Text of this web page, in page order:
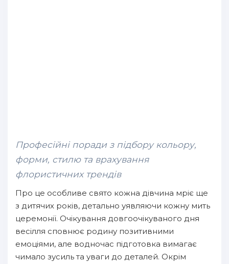
Професійні поради з підбору кольору,
форми, стилю та врахування
флористичних трендів
Про це особливе свято кожна дівчина мріє ще
з дитячих років, детально уявляючи кожну мить
церемонії. Очікування довгоочікуваного дня
весілля сповнює родину позитивними
емоціями, але водночас підготовка вимагає
чимало зусиль та уваги до деталей. Окрім